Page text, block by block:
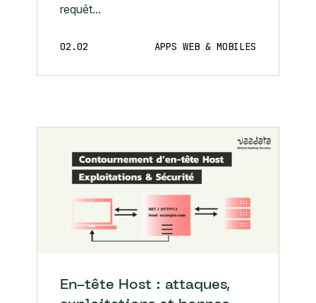
requêt...
02.02 APPS WEB & MOBILES
En-tête Host : attaques,